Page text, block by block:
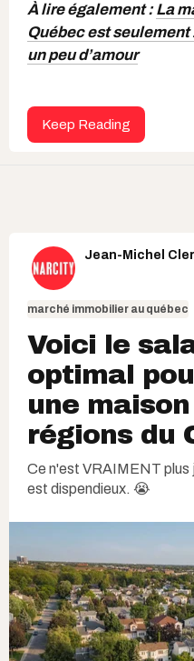
À lire également :La
Québec est seulement
un peu d’amour
Keep Reading
Jean-Michel
marché immobilier au québec
Voici le
optimal
une
régions du
Ce n'est VRAIMENT plus
est dispendieux. 😭